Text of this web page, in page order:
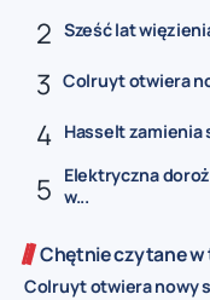
Sześć lat
Colruyt otwiera
Hasselt zamienia
Elektryczna
w...
Chętnie czytane
Colruyt otwiera nowy